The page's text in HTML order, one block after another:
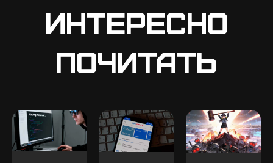
интересно
почитать